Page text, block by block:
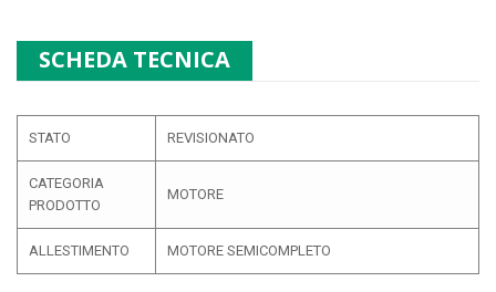
SCHEDA TECNICA
STATO REVISIONATO
CATEGORIA
PRODOTTO
MOTORE
ALLESTIMENTO MOTORE SEMICOMPLETO